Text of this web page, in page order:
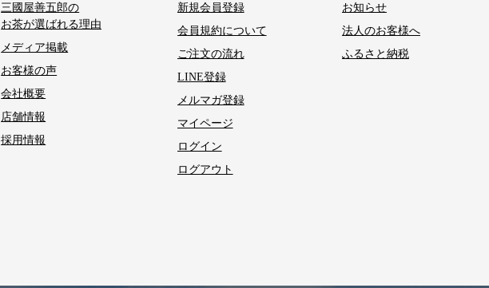
三國屋善五郎の
お茶が選ばれる理由
メディア掲載
お客様の声
会社概要
店舗情報
採用情報
新規会員登録
会員規約について
ご注文の流れ
LINE登録
メルマガ登録
マイページ
ログイン
ログアウト
お知らせ
法人のお客様へ
ふるさと納税